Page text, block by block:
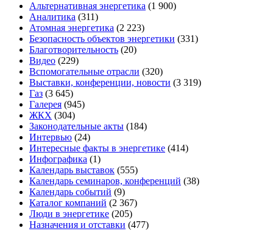
Альтернативная энергетика (1 900)
Аналитика (311)
Атомная энергетика (2 223)
Безопасность объектов энергетики (331)
Благотворительность (20)
Видео (229)
Вспомогательные отрасли (320)
Выставки, конференции, новости (3 319)
Газ (3 645)
Галерея (945)
ЖКХ (304)
Законодательные акты (184)
Интервью (24)
Интересные факты в энергетике (414)
Инфографика (1)
Календарь выставок (555)
Календарь семинаров, конференций (38)
Календарь событий (9)
Каталог компаний (2 367)
Люди в энергетике (205)
Назначения и отставки (477)